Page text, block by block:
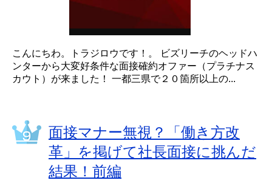
こんにちわ。トラジロウです！。 ビズリーチのヘッドハ
ンターから大変好条件な面接確約オファー（プラチナス
カウト）が来ました！ 一都三県で２０箇所以上の...
面接マナー無視？「働き方改
革」を掲げて社長面接に挑んだ
結果！前編